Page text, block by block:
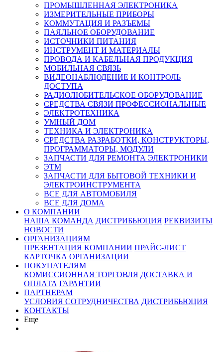
ПРОМЫШЛЕННАЯ ЭЛЕКТРОНИКА
ИЗМЕРИТЕЛЬНЫЕ ПРИБОРЫ
КОММУТАЦИЯ И РАЗЪЕМЫ
ПАЯЛЬНОЕ ОБОРУДОВАНИЕ
ИСТОЧНИКИ ПИТАНИЯ
ИНСТРУМЕНТ И МАТЕРИАЛЫ
ПРОВОДА И КАБЕЛЬНАЯ ПРОДУКЦИЯ
МОБИЛЬНАЯ СВЯЗЬ
ВИДЕОНАБЛЮДЕНИЕ И КОНТРОЛЬ
ДОСТУПА
РАДИОЛЮБИТЕЛЬСКОЕ ОБОРУДОВАНИЕ
СРЕДСТВА СВЯЗИ ПРОФЕССИОНАЛЬНЫЕ
ЭЛЕКТРОТЕХНИКА
УМНЫЙ ДОМ
ТЕХНИКА И ЭЛЕКТРОНИКА
СРЕДСТВА РАЗРАБОТКИ, КОНСТРУКТОРЫ,
ПРОГРАММАТОРЫ, МОДУЛИ
ЗАПЧАСТИ ДЛЯ РЕМОНТА ЭЛЕКТРОНИКИ
ЭТМ
ЗАПЧАСТИ ДЛЯ БЫТОВОЙ ТЕХНИКИ И
ЭЛЕКТРОИНСТРУМЕНТА
ВСЕ ДЛЯ АВТОМОБИЛЯ
ВСЕ ДЛЯ ДОМА
О КОМПАНИИ
НАША КОМАНДА ДИСТРИБЬЮЦИЯ РЕКВИЗИТЫ
НОВОСТИ
ОРГАНИЗАЦИЯМ
ПРЕЗЕНТАЦИЯ КОМПАНИИ ПРАЙС-ЛИСТ
КАРТОЧКА ОРГАНИЗАЦИИ
ПОКУПАТЕЛЯМ
КОМИССИОННАЯ ТОРГОВЛЯ ДОСТАВКА И
ОПЛАТА ГАРАНТИИ
ПАРТНЕРАМ
УСЛОВИЯ СОТРУДНИЧЕСТВА ДИСТРИБЬЮЦИЯ
КОНТАКТЫ
Еще